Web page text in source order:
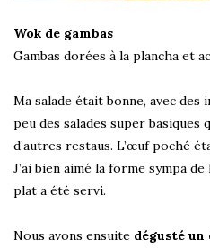
Wok de gambas
Gambas dorées à la plancha et
Ma salade était bonne, avec
peu des salades super basiques
d’autres restaus. L’œuf poché
J’ai bien aimé la forme sympa
plat a été servi.
Nous avons ensuite dégusté un